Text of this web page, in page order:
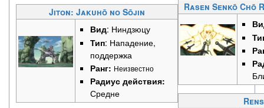
Jiton: Jakuhō no Sōjin
Вид: Ниндзюцу
Тип: Нападение,
поддержка
Ранг: Неизвестно
Радиус действия:
Средне
Rasen Senkō Chō